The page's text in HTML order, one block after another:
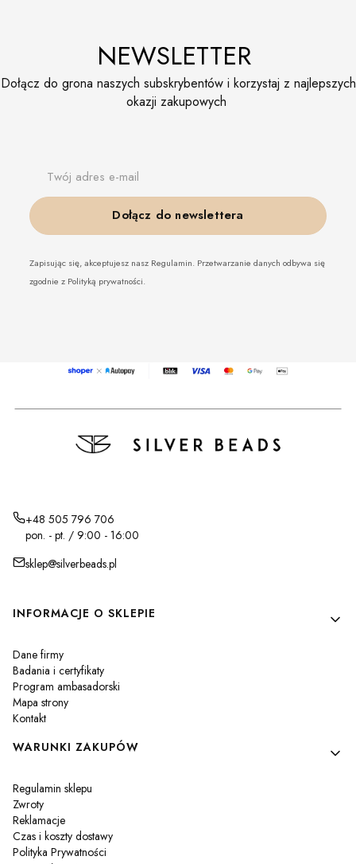
NEWSLETTER
Dołącz do grona naszych subskrybentów i korzystaj z najlepszych
okazji zakupowych
Twój adres e-mail
Dołącz do newslettera
Zapisując się, akceptujesz nasz Regulamin. Przetwarzanie danych odbywa się
zgodnie z Polityką prywatności.
+48 505 796 706
pon. - pt. / 9:00 - 16:00
sklep@silverbeads.pl
Linki w stopce
INFORMACJE O SKLEPIE
Dane firmy
Badania i certyfikaty
Program ambasadorski
Mapa strony
Kontakt
WARUNKI ZAKUPÓW
Regulamin sklepu
Zwroty
Reklamacje
Czas i koszty dostawy
Polityka Prywatności